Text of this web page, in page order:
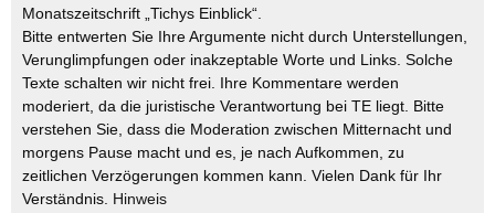
Monatszeitschrift „Tichys Einblick“.
Bitte entwerten Sie Ihre Argumente nicht durch Unterstellungen,
Verunglimpfungen oder inakzeptable Worte und Links. Solche
Texte schalten wir nicht frei. Ihre Kommentare werden
moderiert, da die juristische Verantwortung bei TE liegt. Bitte
verstehen Sie, dass die Moderation zwischen Mitternacht und
morgens Pause macht und es, je nach Aufkommen, zu
zeitlichen Verzögerungen kommen kann. Vielen Dank für Ihr
Verständnis. Hinweis